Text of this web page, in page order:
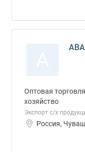
Оптовая
хозяйство
Экспорт с/х
Россия,